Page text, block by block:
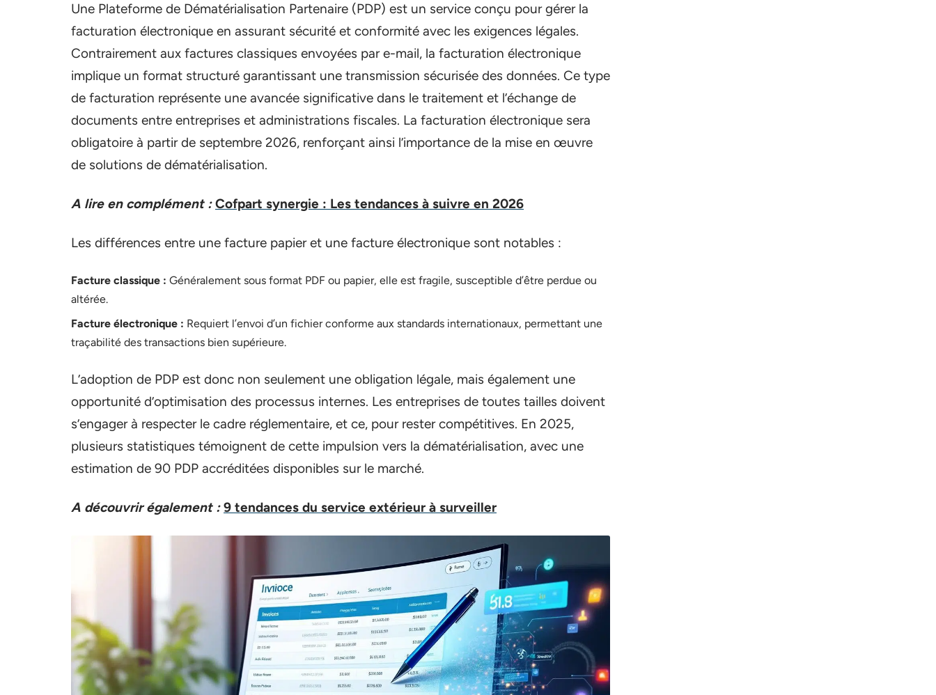
Une Plateforme de Dématérialisation Partenaire (PDP) est un service conçu pour gérer la
facturation électronique en assurant sécurité et conformité avec les exigences légales.
Contrairement aux factures classiques envoyées par e-mail, la facturation électronique
implique un format structuré garantissant une transmission sécurisée des données. Ce type
de facturation représente une avancée significative dans le traitement et l’échange de
documents entre entreprises et administrations fiscales. La facturation électronique sera
obligatoire à partir de septembre 2026, renforçant ainsi l’importance de la mise en œuvre
de solutions de dématérialisation.
A lire en complément : Cofpart synergie : Les tendances à suivre en 2026
Les différences entre une facture papier et une facture électronique sont notables :
Facture classique : Généralement sous format PDF ou papier, elle est fragile, susceptible d’être perdue ou
altérée.
Facture électronique : Requiert l’envoi d’un fichier conforme aux standards internationaux, permettant une
traçabilité des transactions bien supérieure.
L’adoption de PDP est donc non seulement une obligation légale, mais également une
opportunité d’optimisation des processus internes. Les entreprises de toutes tailles doivent
s’engager à respecter le cadre réglementaire, et ce, pour rester compétitives. En 2025,
plusieurs statistiques témoignent de cette impulsion vers la dématérialisation, avec une
estimation de 90 PDP accréditées disponibles sur le marché.
A découvrir également : 9 tendances du service extérieur à surveiller